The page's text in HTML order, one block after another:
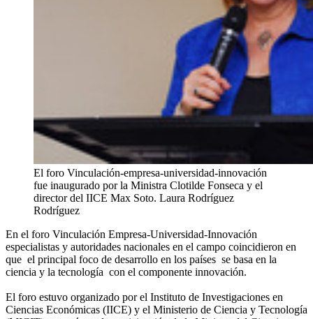
El foro Vinculación-empresa-universidad-innovación
fue inaugurado por la Ministra Clotilde Fonseca y el
director del IICE Max Soto. Laura Rodríguez
Rodríguez
En el foro Vinculación Empresa-Universidad-Innovación
especialistas y autoridades nacionales en el campo coincidieron en
que el principal foco de desarrollo en los países se basa en la
ciencia y la tecnología con el componente innovación.
El foro estuvo organizado por el Instituto de Investigaciones en
Ciencias Económicas (IICE) y el Ministerio de Ciencia y Tecnología